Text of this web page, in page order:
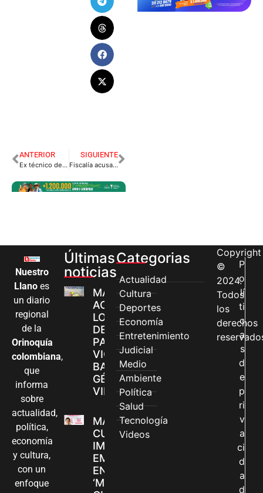
ANTERIOR
Ex técnico de Atlético Nacional llegaría a Llaneros FC
SIGUIENTE
Fiscalía acusa a magistrados del Meta por favorecer a peligrosos delincuentes
Nuestro
Llano es
un diario
regional
de la
Orinoquía
colombiana,
que
informa
sobre
actualidad,
política,
economía
y cultura,
con un
enfoque
Últimas
noticias
MÁS MUJERES
ACCEDEN A
LOS CANALES
DE ATENCIÓN
PARA
VIOLENCIAS
BASADAS EN
GÉNERO EN
VILLAVICENCIO
MADRES
CUIDADORAS
IMPULSAN SUS
EMPRENDIMIENTOS
EN LA FERIA
‘MANOS QUE
Categorias
Actualidad
Cultura
Deportes
Economía
Entretenimiento
Judicial
Medio
Ambiente
Política
Salud
Tecnología
Videos
Copyright
©
2024.
Todos
los
derechos
P
o
lí
ti
c
a
s
d
e
p
ri
v
a
ci
d
a
d